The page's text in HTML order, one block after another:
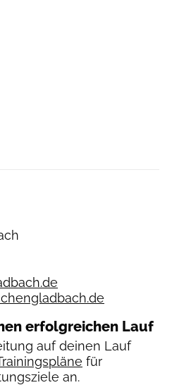
erfolgreichen Lauf
auf deinen Lauf
für
an.